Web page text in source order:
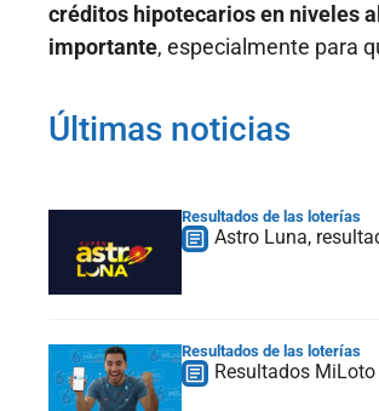
créditos hipotecarios en niveles
importante, especialmente para
Últimas noticias
Resultados de las loterías
Astro Luna,
Resultados de las loterías
Resultados